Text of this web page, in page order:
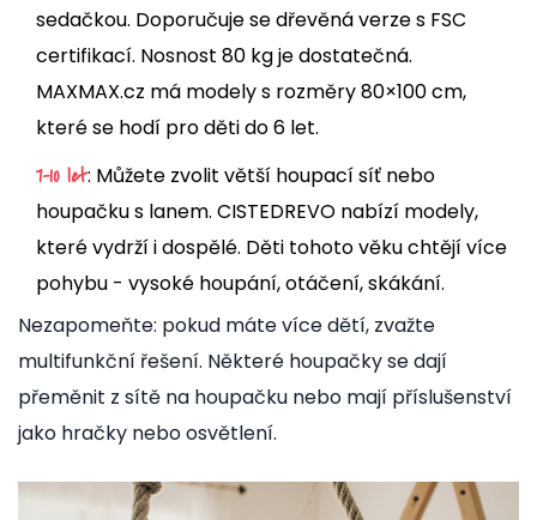
sedačkou. Doporučuje se dřevěná verze s FSC
certifikací. Nosnost 80 kg je dostatečná.
MAXMAX.cz má modely s rozměry 80×100 cm,
které se hodí pro děti do 6 let.
7-10 let: Můžete zvolit větší houpací síť nebo
houpačku s lanem. CISTEDREVO nabízí modely,
které vydrží i dospělé. Děti tohoto věku chtějí více
pohybu - vysoké houpání, otáčení, skákání.
Nezapomeňte: pokud máte více dětí, zvažte
multifunkční řešení. Některé houpačky se dají
přeměnit z sítě na houpačku nebo mají příslušenství
jako hračky nebo osvětlení.